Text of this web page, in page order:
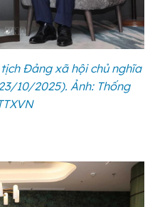
Đảng xã hội chủ nghĩa
10/2025). Ảnh: Thống